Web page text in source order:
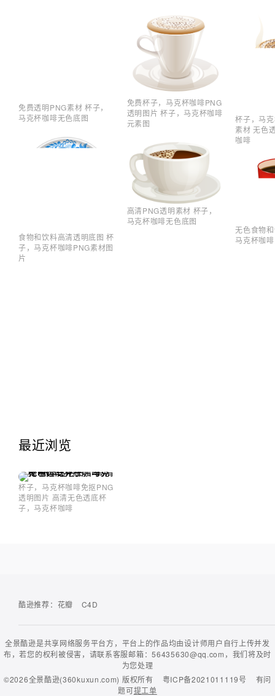
免费透明PNG素材 杯子，
马克杯咖啡无色底图
食物和饮料高清透明底图 杯
子，马克杯咖啡PNG素材图
片
免费杯子，马克杯咖啡PNG
透明图片 杯子，马克杯咖啡
元素图
高清PNG透明素材 杯子，
马克杯咖啡无色底图
杯子，马
素材 无色
咖啡
无色食物
马克杯咖
最近浏览
杯子，马克杯咖啡免抠PNG
透明图片 高清无色透底杯
子，马克杯咖啡
酷逊推荐： 花瓣 C4D
全景酷逊是共享网络服务平台方，平台上的作品均由设计师用户自行上传并发
布，若您的权利被侵害，请联系客服邮箱：56435630@qq.com，我们将及时
为您处理
©2026全景酷逊(360kuxun.com) 版权所有 粤ICP备2021011119号
有问
题可提工单